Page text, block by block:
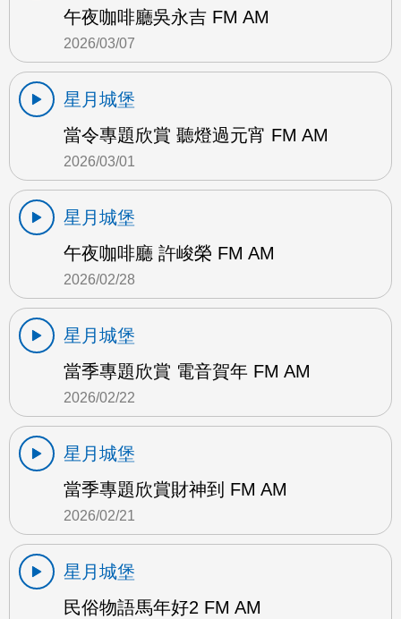
午夜咖啡廳吳永吉 FM AM
2026/03/07
星月城堡
當令專題欣賞 聽燈過元宵 FM AM
2026/03/01
星月城堡
午夜咖啡廳 許峻榮 FM AM
2026/02/28
星月城堡
當季專題欣賞 電音賀年 FM AM
2026/02/22
星月城堡
當季專題欣賞財神到 FM AM
2026/02/21
星月城堡
民俗物語馬年好2 FM AM